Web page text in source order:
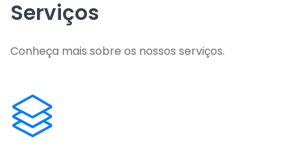
Serviços
Conheça mais sobre os nossos serviços.